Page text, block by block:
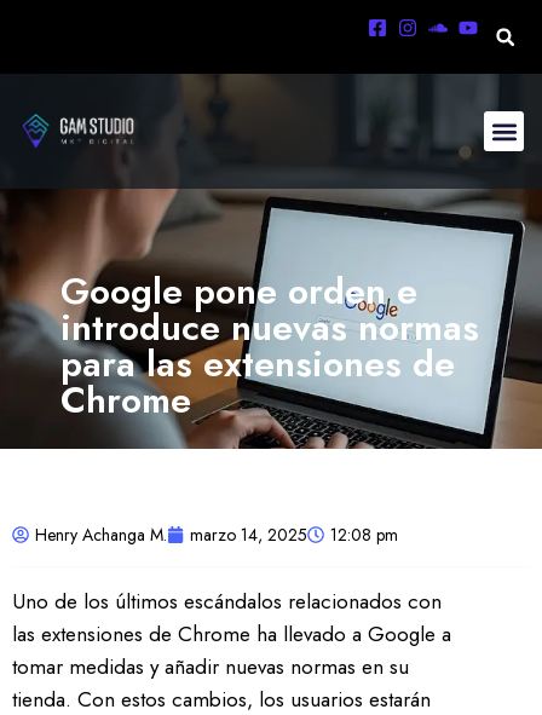
Google pone orden e
introduce nuevas normas
para las extensiones de
Chrome
Henry Achanga M. marzo 14, 2025 12:08 pm
Uno de los últimos escándalos relacionados con
las extensiones de Chrome ha llevado a Google a
tomar medidas y añadir nuevas normas en su
tienda. Con estos cambios, los usuarios estarán